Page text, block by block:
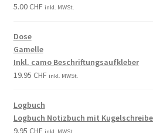
5.00CHF inkl. MWSt.
Dose
Gamelle
Inkl. camo Beschriftungsaufkleber
19.95 CHF inkl. MWSt.
Logbuch
Logbuch Notizbuch mit
9.95 CHF